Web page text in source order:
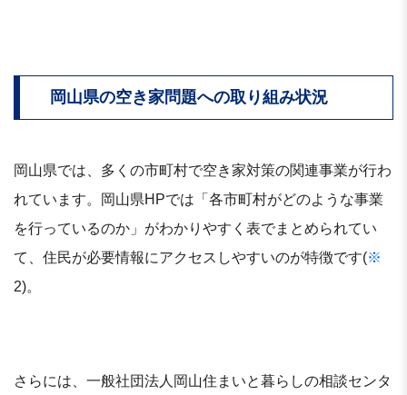
岡山県の空き家問題への取り組み状況
岡山県では、多くの市町村で空き家対策の関連事業が行わ
れています。岡山県HPでは「各市町村がどのような事業
を行っているのか」がわかりやすく表でまとめられてい
て、住民が必要情報にアクセスしやすいのが特徴です(※
2)。
さらには、一般社団法人岡山住まいと暮らしの相談センタ